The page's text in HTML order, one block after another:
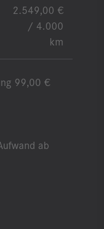
2.549,00 €
/ 4.000
km
99,00 €
ab